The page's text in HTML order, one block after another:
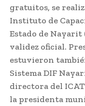
gratuitos, se
Instituto de
Estado de Nayarit
validez oficial.
estuvieron
Sistema DIF
directora del
la presidenta